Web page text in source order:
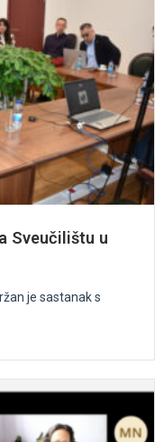
Sveučilištu u
je sastanak s